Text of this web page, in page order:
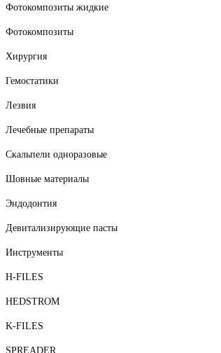
Фотокомпозиты жидкие
Фотокомпозиты
Хирургия
Гемостатики
Лезвия
Лечебные препараты
Скальпели одноразовые
Шовные материалы
Эндодонтия
Девитализирующие пасты
Инструменты
H-FILES
HEDSTROM
K-FILES
SPREADER